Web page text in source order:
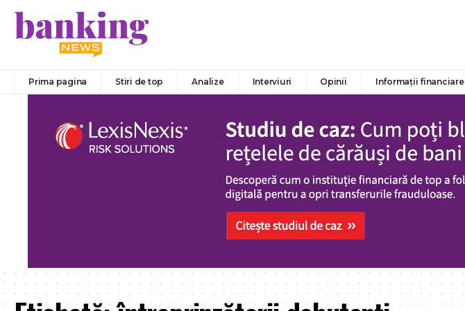
Prima pagina Stiri de top Analize Interviuri Opinii Informații financiare